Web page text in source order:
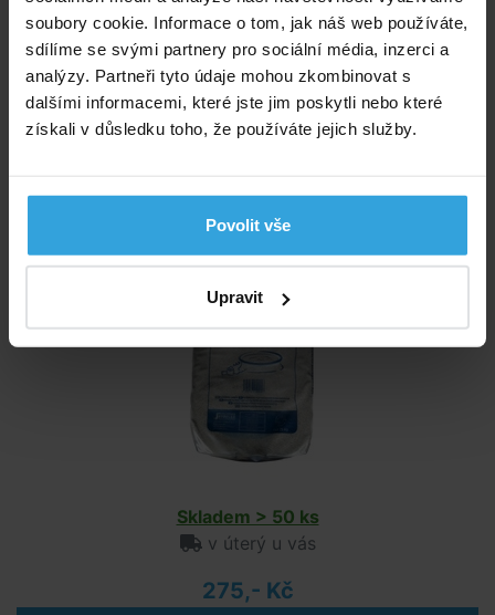
soubory cookie. Informace o tom, jak náš web používáte,
sdílíme se svými partnery pro sociální média, inzerci a
analýzy. Partneři tyto údaje mohou zkombinovat s
dalšími informacemi, které jste jim poskytli nebo které
získali v důsledku toho, že používáte jejich služby.
Povolit vše
Upravit
Návod na pískové filtrace Speedclean Classic
310 a 400 - CZ
Výrobce: Steinbach International GmbH, L. Steinbach Platz 1, 4311
Schwertberg, Rakousko., info@steinbach.com
Doporučené příslušenství (4)
Skladem > 50 ks
v úterý u vás
275,- Kč